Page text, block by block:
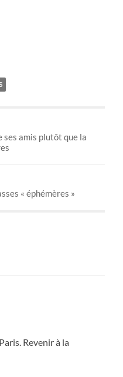
ses amis plutôt que la
« éphémères »
Revenir à la